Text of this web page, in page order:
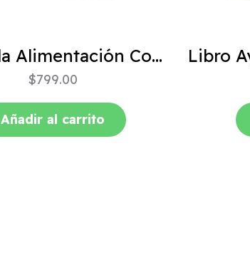
ABC de la Alimentación Complementaria 4ta edición
$799.00
Añadir al carrito